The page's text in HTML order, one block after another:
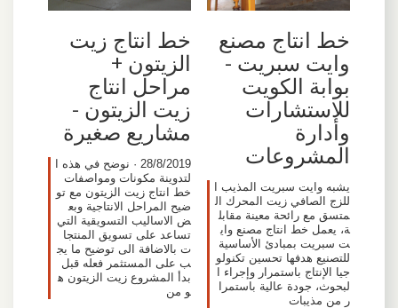
خط انتاج مصنع
وايت سبريت -
بوابة الكويت
للاستشارات
وأدارة
المشروعات
يشبه وايت سبريت المذيب ا
للزج الصافي زيت المحرك ال
متسق مع رائحة معينة مقابل
ة، يعمل خط انتاج مصنع واي
ت سبريت بمبادئ الأساسية
للتصنيع هدفها تحسين تكنولو
جيا الإنتاج باستمرار وإجراء ا
لبحوث، جودة عالية باستمرا
ر من مذيبات
خط انتاج زيت
الزيتون +
مراحل انتاج
زيت الزيتون -
مشاريع صغيرة
28/8/2019 · نوضح في هذه ا
لتدوينة مكونات ومواصفات
خط انتاج زيت الزيتون مع تو
ضيح المراحل الانتاجية وبع
ض الاساليب التسويقية التي
تساعد على تسويق المنتجا
ت بالاضافة الى توضيح ما يج
ب على المستثمر فعله قبل
بدأ المشروع زيت الزيتون ه
و من